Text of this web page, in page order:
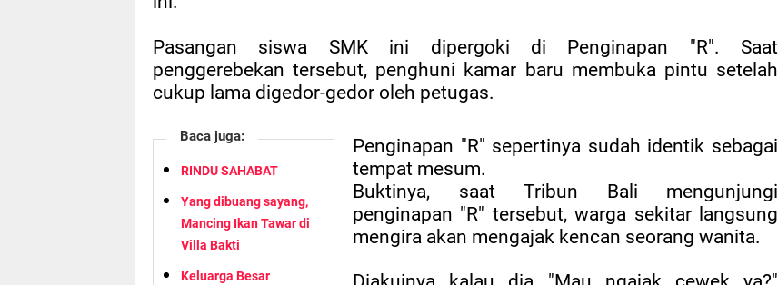
Pasangan siswa SMK ini dipergoki di Penginapan "R". Saat
penggerebekan tersebut, penghuni kamar baru membuka pintu setelah
cukup lama digedor-gedor oleh petugas.
Baca juga:
RINDU SAHABAT
Yang dibuang sayang,
Mancing Ikan Tawar di
Villa Bakti
Keluarga Besar
Penginapan "R" sepertinya sudah identik sebagai
tempat mesum.
Buktinya, saat Tribun Bali mengunjungi
penginapan "R" tersebut, warga sekitar langsung
mengira akan mengajak kencan seorang wanita.